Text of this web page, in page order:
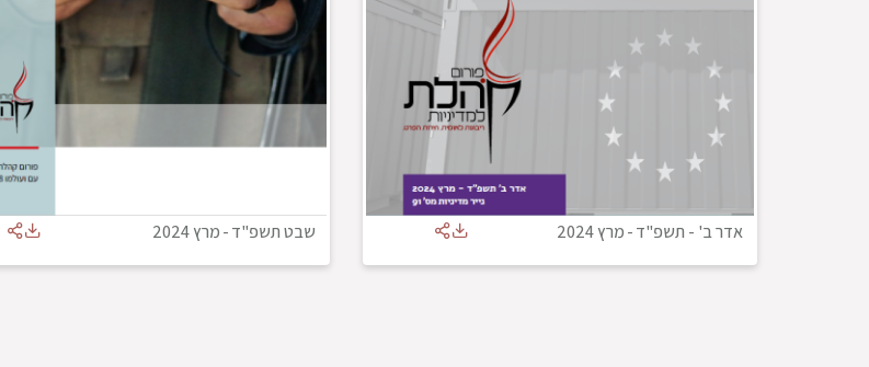
אדר ב' - תשפ"ד-מרץ 2024 שבט תשפ"ד-מרץ 2024